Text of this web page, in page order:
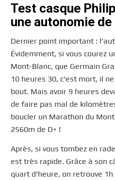
Test casque
une autonomie de
Dernier point important :
Évidemment, si vous courez
Mont-Blanc, que Germain
10 heures 30, c’est mort, il
bout. Mais avoir 9 heures
de faire pas mal de
boucler un Marathon du
2560m de D+ !
Après, si vous tombez en
est très rapide. Grâce à son
quart d’heure, on retrouve